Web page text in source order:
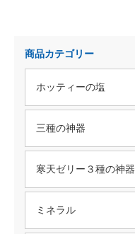
商品カテゴリー
ホッティーの塩
三種の神器
寒天ゼリー３種の神器
ミネラル